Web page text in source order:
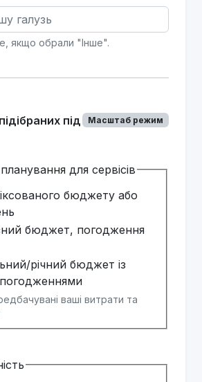
якщо обрали "Інше".
під
Масштаб режим
для сервісів
бюджету або
бюджет, погодження
річний бюджет із
ваші витрати та